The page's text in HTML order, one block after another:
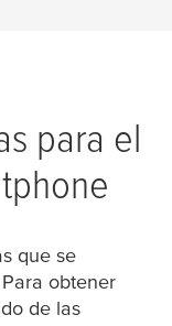
para el
que se
obtener
de las